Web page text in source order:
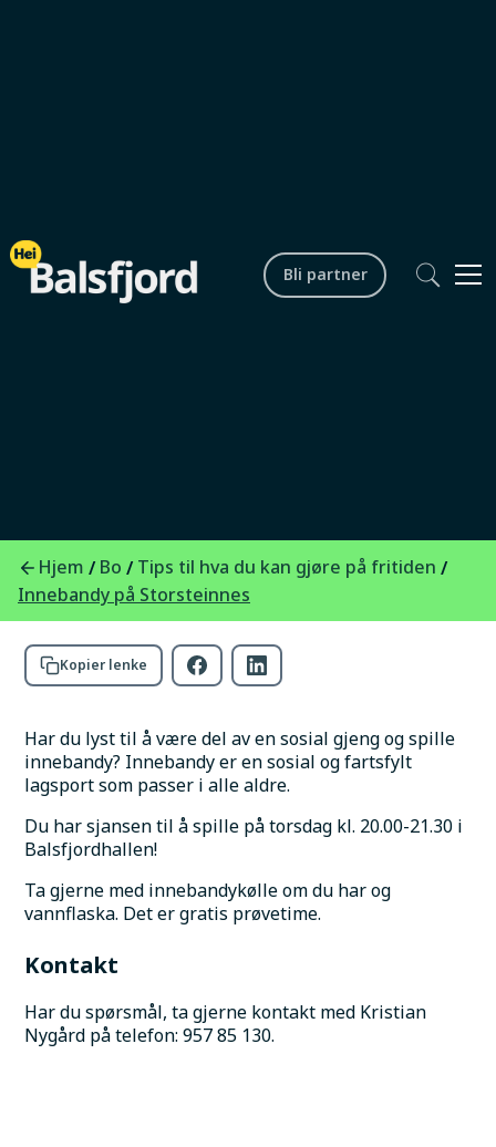
Bli partner
Hjem / Bo / Tips til hva du kan gjøre på fritiden /
Innebandy på Storsteinnes
Foto:HeiBalsfjord
Kopier lenke
Har du lyst til å være del av en sosial gjeng og spille
innebandy? Innebandy er en sosial og fartsfylt
lagsport som passer i alle aldre.
Du har sjansen til å spille på torsdag kl. 20.00-21.30 i
Balsfjordhallen!
Ta gjerne med innebandykølle om du har og
vannflaska. Det er gratis prøvetime.
Kontakt
Har du spørsmål, ta gjerne kontakt med Kristian
Nygård på telefon: 957 85 130.